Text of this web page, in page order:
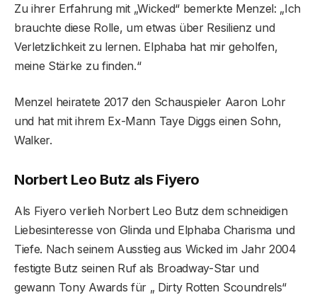
Zu ihrer Erfahrung mit „Wicked“ bemerkte Menzel: „Ich
brauchte diese Rolle, um etwas über Resilienz und
Verletzlichkeit zu lernen. Elphaba hat mir geholfen,
meine Stärke zu finden.“
Menzel heiratete 2017 den Schauspieler Aaron Lohr
und hat mit ihrem Ex-Mann Taye Diggs einen Sohn,
Walker.
Norbert Leo Butz als Fiyero
Als Fiyero verlieh Norbert Leo Butz dem schneidigen
Liebesinteresse von Glinda und Elphaba Charisma und
Tiefe. Nach seinem Ausstieg aus Wicked im Jahr 2004
festigte Butz seinen Ruf als Broadway-Star und
gewann Tony Awards für „ Dirty Rotten Scoundrels“